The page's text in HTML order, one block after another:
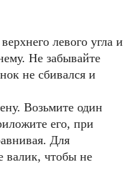
левого угла и
Не забывайте
не сбивался и
Возьмите один
его, при
Для
валик, чтобы не